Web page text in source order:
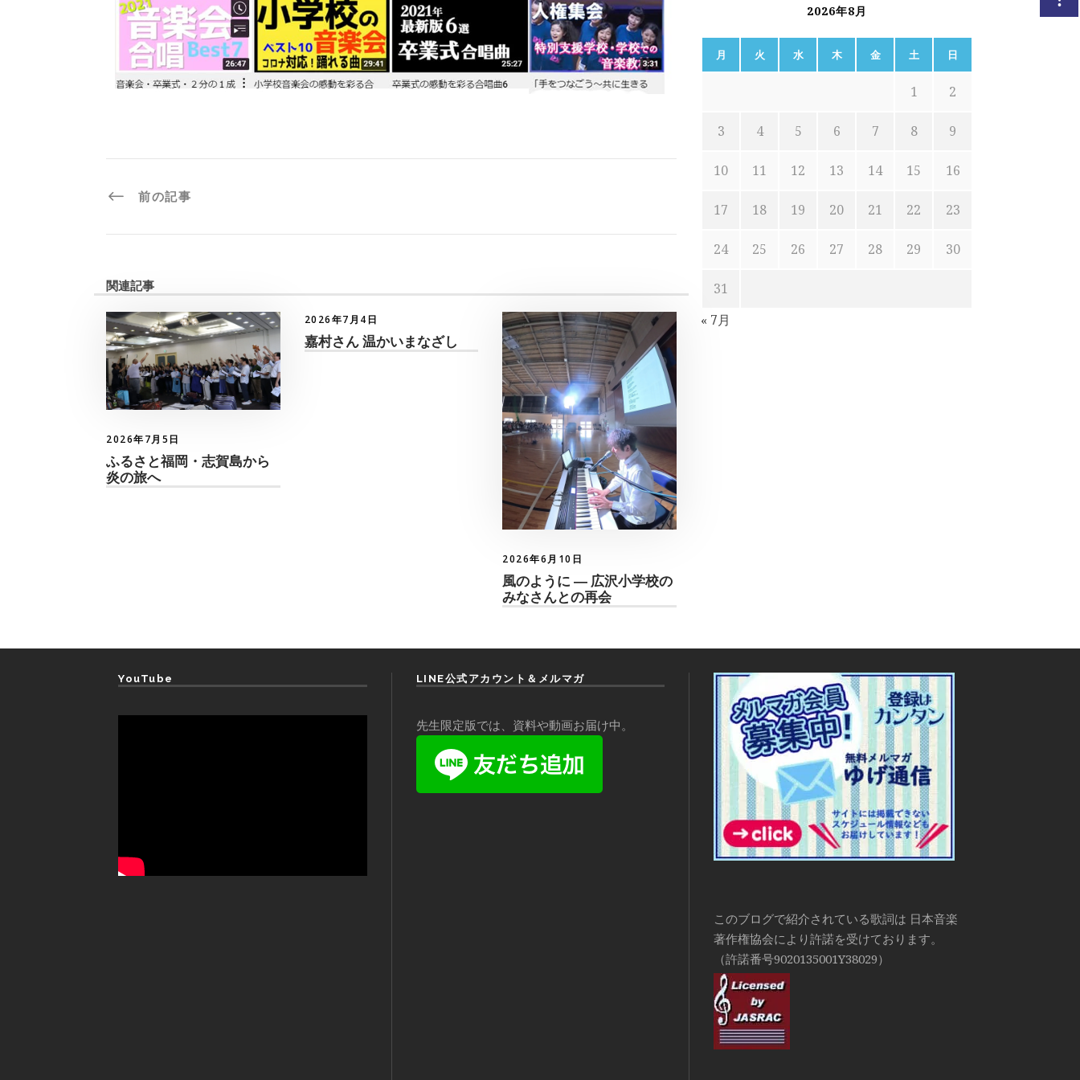
前の記事
関連記事
2026年7月5日
ふるさと福岡・志賀島から
炎の旅へ
2026年7月4日
嘉村さん 温かいまなざし
2026年6月10日
風のように ― 広沢小学校の
みなさんとの再会
2026年8月
月 火 水 木 金 土 日
1 2
3 4 5 6 7 8 9
10 11 12 13 14 15 16
17 18 19 20 21 22 23
24 25 26 27 28 29 30
31
« 7月
YouTube LINE公式アカウント＆メルマガ
先生限定版では、資料や動画お届け中。
このブログで紹介されている歌詞は 日本音楽
著作権協会により許諾を受けております。
（許諾番号9020135001Y38029）